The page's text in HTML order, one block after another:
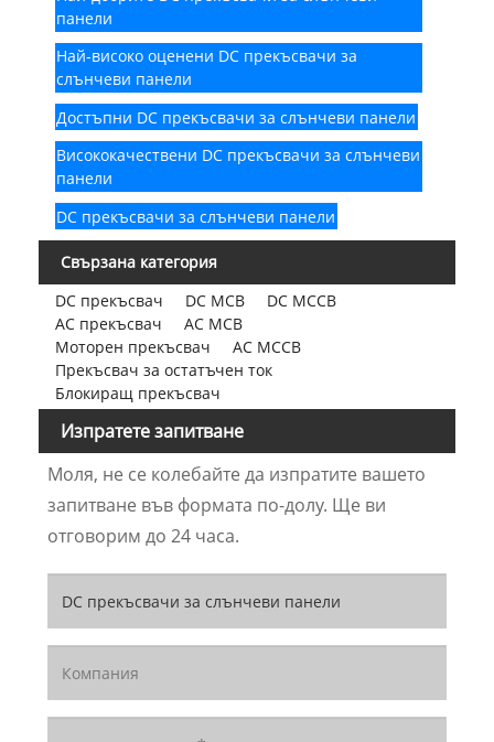
панели
Най-високо оценени DC прекъсвачи за
слънчеви панели
Достъпни DC прекъсвачи за слънчеви панели
Висококачествени DC прекъсвачи за слънчеви
панели
DC прекъсвачи за слънчеви панели
Свързана категория
DC прекъсвач
DC MCB
DC MCCB
AC прекъсвач
AC MCB
Моторен прекъсвач
AC MCCB
Прекъсвач за остатъчен ток
Блокиращ прекъсвач
Изпратете запитване
Моля, не се колебайте да изпратите вашето
запитване във формата по-долу. Ще ви
отговорим до 24 часа.